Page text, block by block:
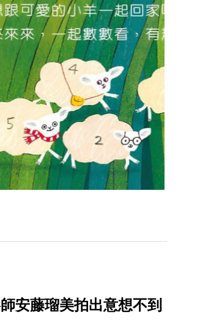
安藤瑠美拍出意想不到